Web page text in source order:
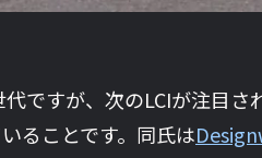
ですが、次のLCIが注目
ることです。同氏は